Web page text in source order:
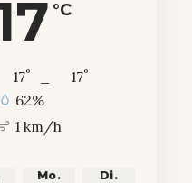
°C
17° 17°
62%
1 km/h
Mo. Di.